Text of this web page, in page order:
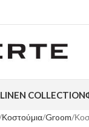
LINEN COLLECTION
Κοστούμια Groom